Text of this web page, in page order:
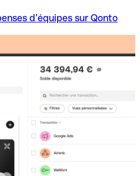
d’équipes sur Qonto